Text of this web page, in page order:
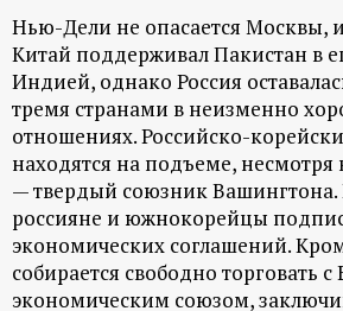
и
о
н
н
ы
Нью-Дели не опасается Москвы,
Китай поддерживал Пакистан в
Индией, однако Россия
тремя странами в неизменно
отношениях. Российско-
находятся на подъеме, несмотря
— твердый союзник Вашингтона.
россияне и южнокорейцы
экономических соглашений.
собирается свободно торговать
экономическим союзом,